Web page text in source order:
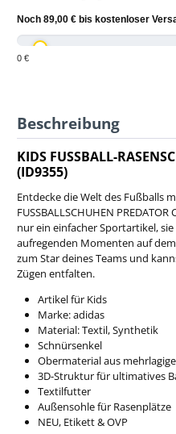
Noch 89,00 € bis kostenloser
0 €
Beschreibung
KIDS FUSSBALL-
(ID9355)
Entdecke die Welt des Fußballs
FUSSBALLSCHUHEN
nur ein einfacher Sportartikel,
aufregenden Momenten auf
zum Star deines Teams und
Zügen entfalten.
Artikel für Kids
Marke: adidas
Material: Textil, Synthetik
Schnürsenkel
Obermaterial aus
3D-Struktur für ultimatives
Textilfutter
Außensohle für Rasenplätze
NEU, Etikett & OVP